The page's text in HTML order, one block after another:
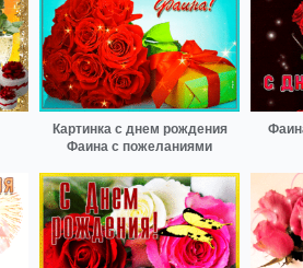
Картинка с днем рождения
Фаина с пожеланиями